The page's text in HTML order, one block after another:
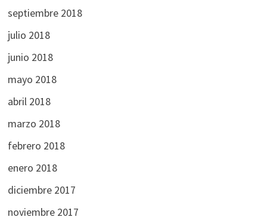
septiembre 2018
julio 2018
junio 2018
mayo 2018
abril 2018
marzo 2018
febrero 2018
enero 2018
diciembre 2017
noviembre 2017